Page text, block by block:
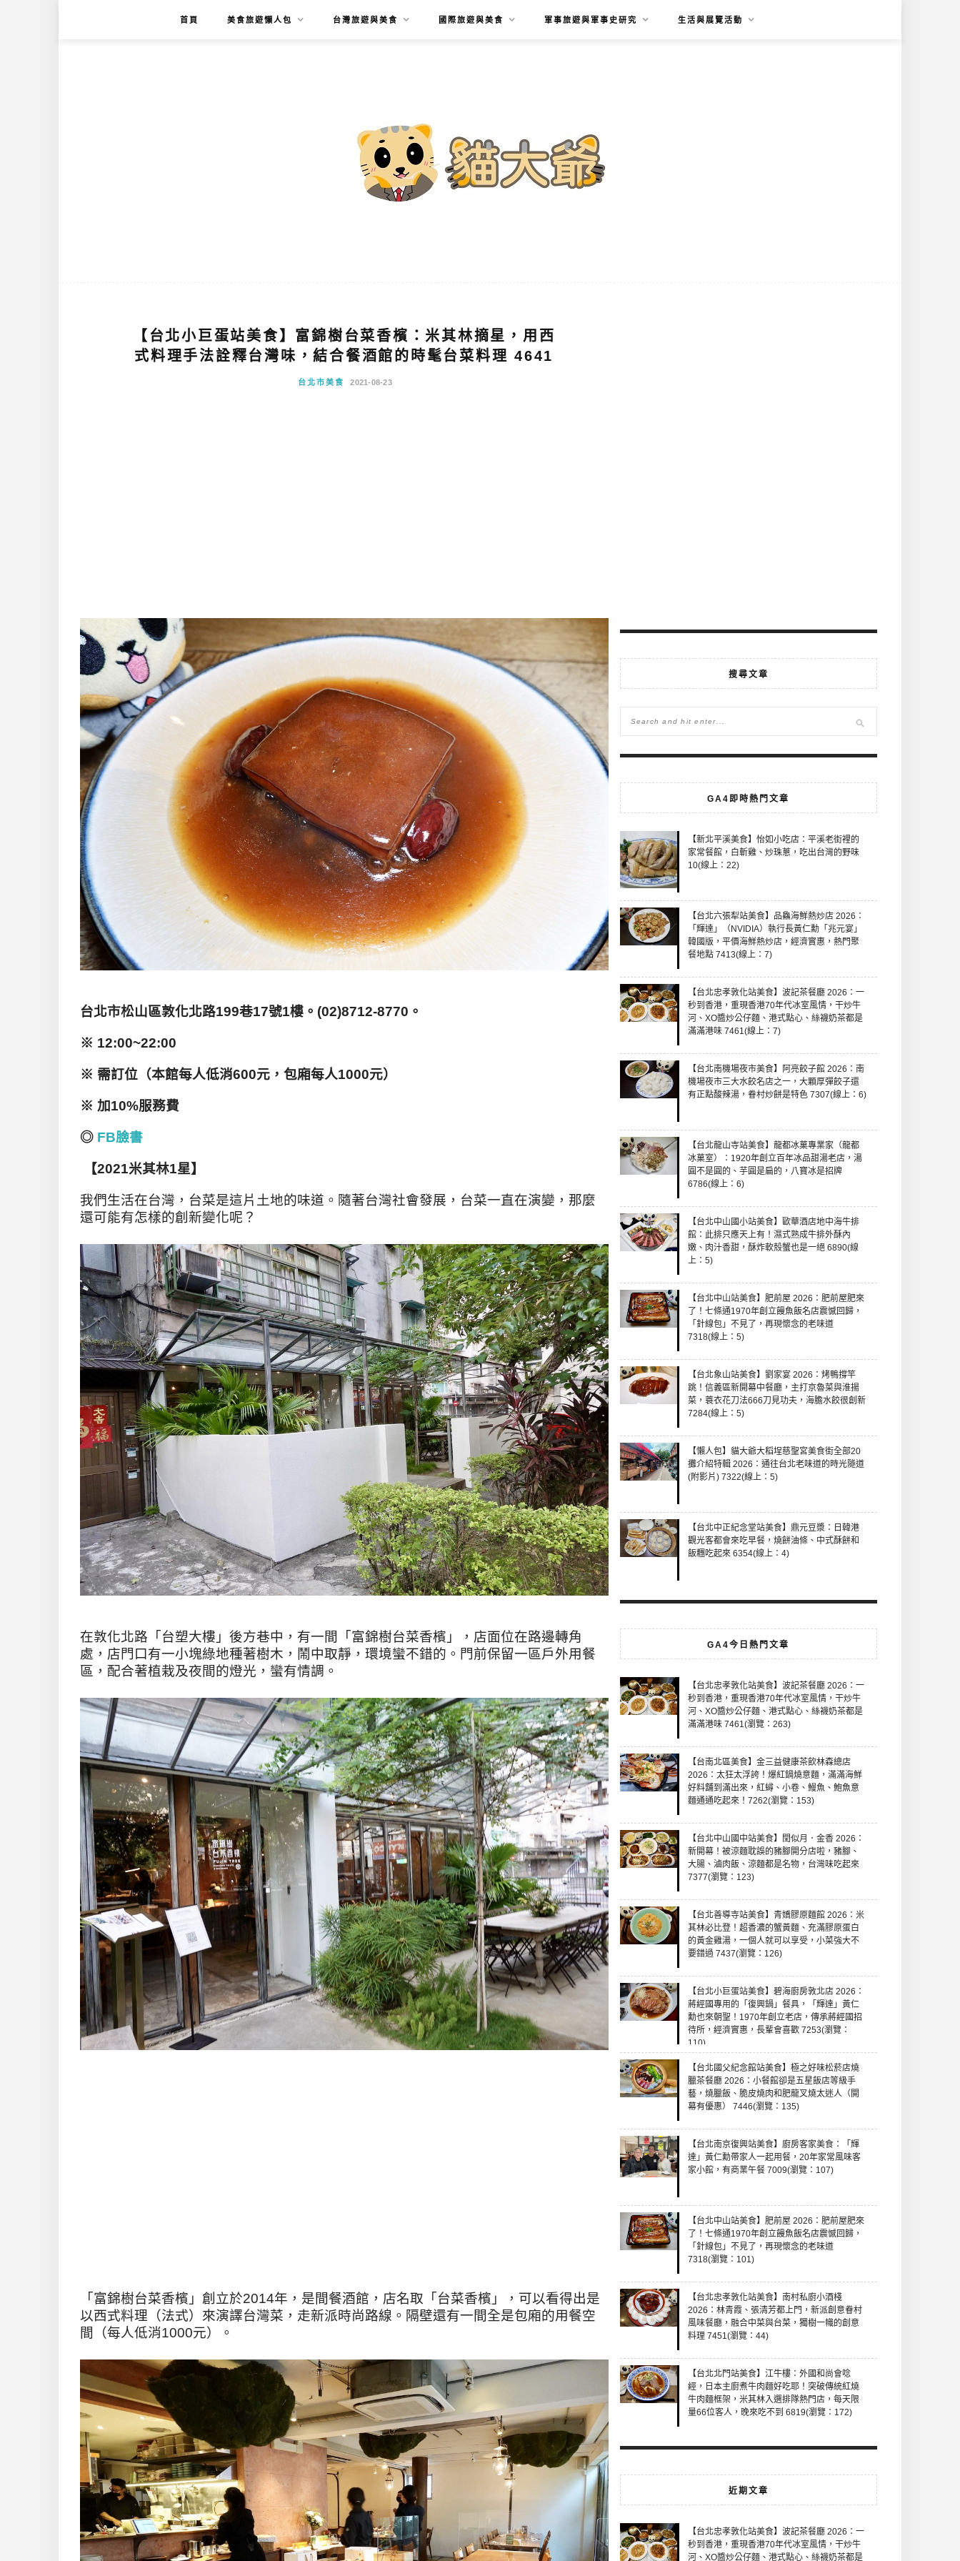
首頁 美食旅遊懶人包 台灣旅遊與美食 國際旅遊與美食 軍事旅遊與軍事史研究 生活與展覽活動
【台北小巨蛋站美食】富錦樹台菜香檳：米其林摘星，用西
式料理手法詮釋台灣味，結合餐酒館的時髦台菜料理 4641
台北市美食 2021-08-23
台北市松山區敦化北路199巷17號1樓。(02)8712-8770 。
※ 12:00~22:00
※ 需訂位（本館每人低消600元，包廂每人1000元）
※ 加10%服務費
◎ FB臉書
【2021米其林1星】
我們生活在台灣，台菜是這片土地的味道。隨著台灣社會發展，台菜一直在演變，那麼
還可能有怎樣的創新變化呢？
在敦化北路「台塑大樓」後方巷中，有一間「富錦樹台菜香檳」，店面位在路邊轉角
處，店門口有一小塊綠地種著樹木，鬧中取靜，環境蠻不錯的。門前保留一區戶外用餐
區，配合著植栽及夜間的燈光，蠻有情調。
「富錦樹台菜香檳」創立於2014年， 是間餐酒館，店名取「台菜香檳」，可以看得出是
以西式料理（法式）來演譯台灣菜，走新派時尚路線。隔壁還有一間全是包廂的用餐空
間（每人低消1000元）。
搜尋文章
GA4即時熱門文章
【新北平溪美食】怡如小吃店：平溪老街裡的
家常餐館，白斬雞、炒珠蔥，吃出台灣的野味
10(線上：22)
【台北六張犁站美食】品鱻海鮮熱炒店 2026：
「輝達」（NVIDIA）執行長黃仁勳「兆元宴」
韓國版，平價海鮮熱炒店，經濟實惠，熱門聚
餐地點 7413(線上：7)
【台北忠孝敦化站美食】波記茶餐廳 2026：一
秒到香港，重現香港70年代冰室風情，干炒牛
河、XO醬炒公仔麵、港式點心、絲襪奶茶都是
滿滿港味 7461(線上：7)
【台北南機場夜市美食】阿亮餃子館 2026：南
機場夜市三大水餃名店之一，大顆厚彈餃子還
有正點酸辣湯，眷村炒餅是特色 7307(線上：6)
【台北龍山寺站美食】龍都冰菓專業家（龍都
冰菓室）：1920年創立百年冰品甜湯老店，湯
圓不是圓的、芋圓是扁的，八寶冰是招牌
6786(線上：6)
【台北中山國小站美食】歐華酒店地中海牛排
館：此排只應天上有！濕式熟成牛排外酥內
嫩、肉汁香甜，酥炸軟殼蟹也是一絕 6890(線
上：5)
【台北中山站美食】肥前屋 2026：肥前屋肥來
了！七條通1970年創立饅魚飯名店震憾回歸，
「針線包」不見了，再現懷念的老味道
7318(線上：5)
【台北象山站美食】劉家宴 2026：烤鴨撐竿
跳！信義區新開幕中餐廳，主打京魯菜與淮揚
菜，蓑衣花刀法666刀見功夫，海膽水餃很創新
7284(線上：5)
【懶人包】貓大爺大稻埕慈聖宮美食街全部20
攤介紹特輯 2026：通往台北老味道的時光隧道
(附影片) 7322(線上：5)
【台北中正紀念堂站美食】鼎元豆漿：日韓港
觀光客都會來吃早餐，燒餅油條、中式酥餅和
飯糰吃起來 6354(線上：4)
GA4今日熱門文章
【台北忠孝敦化站美食】波記茶餐廳 2026：一
秒到香港，重現香港70年代冰室風情，干炒牛
河、XO醬炒公仔麵、港式點心、絲襪奶茶都是
滿滿港味 7461(瀏覽：263)
【台南北區美食】金三益健康茶飲林森總店
2026：太狂太浮誇！爆紅鍋燒意麵，滿滿海鮮
好料舖到滿出來，紅蟳、小卷、鰻魚、鮑魚意
麵通通吃起來！7262(瀏覽：153)
【台北中山國中站美食】閏似月．金香 2026：
新開幕！被涼麵耽誤的豬腳開分店啦，豬腳、
大腸、滷肉飯、涼麵都是名物，台灣味吃起來
7377(瀏覽：123)
【台北善導寺站美食】青嬌膠原麵館 2026：米
其林必比登！超香濃的蟹黃麵、充滿膠原蛋白
的黃金雞湯，一個人就可以享受，小菜強大不
要錯過 7437(瀏覽：126)
【台北小巨蛋站美食】碧海廚房敦北店 2026：
蔣經國專用的「復興鍋」餐具，「輝達」黃仁
勳也來朝聖！1970年創立老店，傳承蔣經國招
待所，經濟實惠，長輩會喜歡 7253(瀏覽：
110)
【台北國父紀念館站美食】極之好味松菸店燒
臘茶餐廳 2026：小餐館卻是五星飯店等級手
藝，燒臘飯、脆皮燒肉和肥龍叉燒太迷人（開
幕有優惠） 7446(瀏覽：135)
【台北南京復興站美食】廚房客家美食：「輝
達」黃仁勳帶家人一起用餐，20年家常風味客
家小館，有商業午餐 7009(瀏覽：107)
【台北中山站美食】肥前屋 2026：肥前屋肥來
了！七條通1970年創立饅魚飯名店震憾回歸，
「針線包」不見了，再現懷念的老味道
7318(瀏覽：101)
【台北忠孝敦化站美食】南村私廚小酒棧
2026：林青霞、張清芳都上門，新派創意眷村
風味餐廳，融合中菜與台菜，獨樹一幟的創意
料理 7451(瀏覽：44)
【台北北門站美食】江牛樓：外國和尚會唸
經，日本主廚煮牛肉麵好吃耶！突破傳統紅燒
牛肉麵框架，米其林入選排隊熱門店，每天限
量66位客人，晚來吃不到 6819(瀏覽：172)
近期文章
【台北忠孝敦化站美食】波記茶餐廳 2026：一
秒到香港，重現香港70年代冰室風情，干炒牛
河、XO醬炒公仔麵、港式點心、絲襪奶茶都是